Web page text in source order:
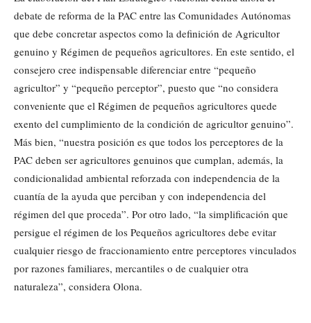
debate de reforma de la PAC entre las Comunidades Autónomas
que debe concretar aspectos como la definición de Agricultor
genuino y Régimen de pequeños agricultores. En este sentido, el
consejero cree indispensable diferenciar entre “pequeño
agricultor” y “pequeño perceptor”, puesto que “no considera
conveniente que el Régimen de pequeños agricultores quede
exento del cumplimiento de la condición de agricultor genuino”.
Más bien, “nuestra posición es que todos los perceptores de la
PAC deben ser agricultores genuinos que cumplan, además, la
condicionalidad ambiental reforzada con independencia de la
cuantía de la ayuda que perciban y con independencia del
régimen del que proceda”. Por otro lado, “la simplificación que
persigue el régimen de los Pequeños agricultores debe evitar
cualquier riesgo de fraccionamiento entre perceptores vinculados
por razones familiares, mercantiles o de cualquier otra
naturaleza”, considera Olona.